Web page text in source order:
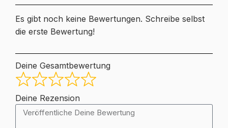
Es gibt noch keine Bewertungen. Schreibe selbst
die erste Bewertung!
Deine Gesamtbewertung
Deine Rezension